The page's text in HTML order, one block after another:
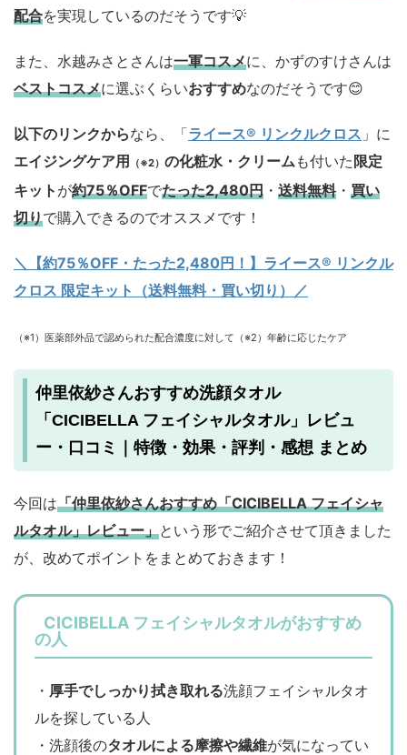
配合を実現しているのだそうです💡
また、水越みさとさんは一軍コスメに、かずのすけさんは
ベストコスメに選ぶくらいおすすめなのだそうです😊
以下のリンクからなら、「ライース® リンクルクロス 」に
エイジングケア用 （※2） の化粧水・クリーム も付いた限定
キット が約75％OFFでたった2,480円 ・ 送料無料・ 買い
切りで購入できるのでオススメです！
＼【約75％OFF・たった2,480円！ 】ライース® リンクル
クロス 限定キット（送料無料・買い切り）／
（※1）医薬部外品で認められた配合濃度に対して（※2）年齢に応じたケア
仲里依紗さんおすすめ洗顔タオル
「CICIBELLA フェイシャルタオル」レビュ
ー・口コミ｜特徴・効果・評判・感想 まとめ
今回は「仲里依紗さんおすすめ「CICIBELLA フェイシャ
ルタオル」レビュー」という形でご紹介させて頂きました
が、改めてポイントをまとめておきます！
CICIBELLA フェイシャルタオルがおすすめ
の人
・ 厚手でしっかり拭き取れる洗顔フェイシャルタオ
ルを探している人
・洗顔後のタオルによる摩擦や繊維が気になってい